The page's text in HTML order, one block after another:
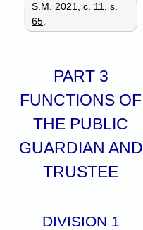
S.M. 2021, c. 11, s.
65.
PART 3
FUNCTIONS OF
THE PUBLIC
GUARDIAN AND
TRUSTEE
DIVISION 1